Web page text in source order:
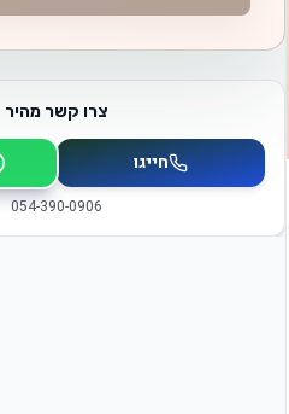
צרו קשר מהיר
חייגו
054-390-0906